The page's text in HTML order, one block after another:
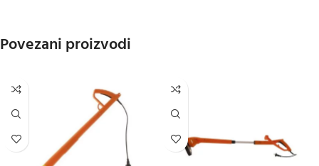
Povezani proizvodi